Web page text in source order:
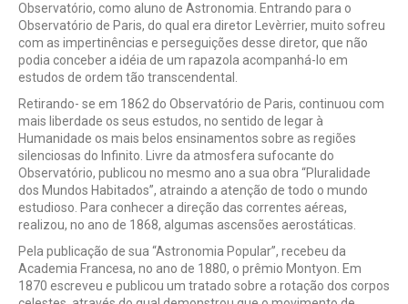
Observatório, como aluno de Astronomia. Entrando para o
Observatório de Paris, do qual era diretor Levèrrier, muito sofreu
com as impertinências e perseguições desse diretor, que não
podia conceber a idéia de um rapazola acompanhá-lo em
estudos de ordem tão transcendental.
Retirando- se em 1862 do Observatório de Paris, continuou com
mais liberdade os seus estudos, no sentido de legar à
Humanidade os mais belos ensinamentos sobre as regiões
silenciosas do Infinito. Livre da atmosfera sufocante do
Observatório, publicou no mesmo ano a sua obra “Pluralidade
dos Mundos Habitados”, atraindo a atenção de todo o mundo
estudioso. Para conhecer a direção das correntes aéreas,
realizou, no ano de 1868, algumas ascensões aerostáticas.
Pela publicação de sua “Astronomia Popular”, recebeu da
Academia Francesa, no ano de 1880, o prêmio Montyon. Em
1870 escreveu e publicou um tratado sobre a rotação dos corpos